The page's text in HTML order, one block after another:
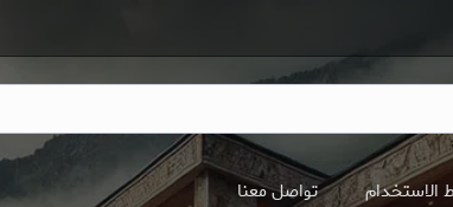
الاستخدام تواصل معنا